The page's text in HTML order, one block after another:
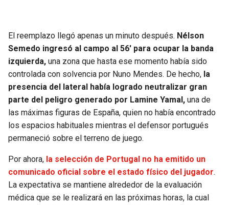
El reemplazo llegó apenas un minuto después. Nélson
Semedo ingresó al campo al 56′ para ocupar la banda
izquierda, una zona que hasta ese momento había sido
controlada con solvencia por Nuno Mendes. De hecho, la
presencia del lateral había logrado neutralizar gran
parte del peligro generado por Lamine Yamal, una de
las máximas figuras de España, quien no había encontrado
los espacios habituales mientras el defensor portugués
permaneció sobre el terreno de juego.
Por ahora, la selección de Portugal no ha emitido un
comunicado oficial sobre el estado físico del jugador.
La expectativa se mantiene alrededor de la evaluación
médica que se le realizará en las próximas horas, la cual